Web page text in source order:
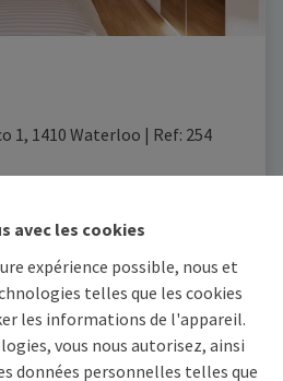
avec les cookies
expérience possible, nous et
telles que les cookies
les informations de l'appareil.
vous nous autorisez, ainsi
données personnelles telles que
1, 1410 Waterloo | Ref: 254